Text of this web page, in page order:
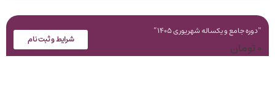
“دوره جامع و یکساله شهریوری 1405”
0تومان شرایط و ثبت نام